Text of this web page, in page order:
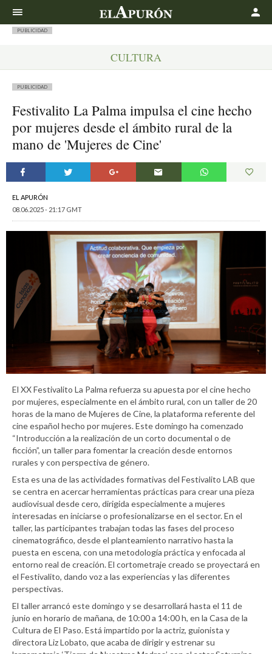
PUBLICIDAD
CULTURA
PUBLICIDAD
Festivalito La Palma impulsa el cine hecho
por mujeres desde el ámbito rural de la
mano de 'Mujeres de Cine'
EL APURÓN
08.06.2025 - 21:17 GMT
El XX Festivalito La Palma refuerza su apuesta por el cine hecho
por mujeres, especialmente en el ámbito rural, con un taller de 20
horas de la mano de Mujeres de Cine, la plataforma referente del
cine español hecho por mujeres. Este domingo ha comenzado
“Introducción a la realización de un corto documental o de
ficción”, un taller para fomentar la creación desde entornos
rurales y con perspectiva de género.
Esta es una de las actividades formativas del Festivalito LAB que
se centra en acercar herramientas prácticas para crear una pieza
audiovisual desde cero, dirigida especialmente a mujeres
interesadas en iniciarse o profesionalizarse en el sector. En el
taller, las participantes trabajan todas las fases del proceso
cinematográfico, desde el planteamiento narrativo hasta la
puesta en escena, con una metodología práctica y enfocada al
entorno real de creación. El cortometraje creado se proyectará en
el Festivalito, dando voz a las experiencias y las diferentes
perspectivas.
El taller arrancó este domingo y se desarrollará hasta el 11 de
junio en horario de mañana, de 10:00 a 14:00 h, en la Casa de la
Cultura de El Paso. Está impartido por la actriz, guionista y
directora Liz Lobato, que acaba de dirigir y estrenar su